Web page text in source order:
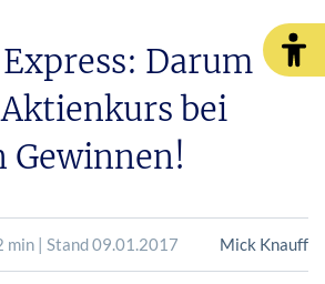
Darum
bei
Gewinnen!
min | Stand 09.01.2017 Mick Knauff